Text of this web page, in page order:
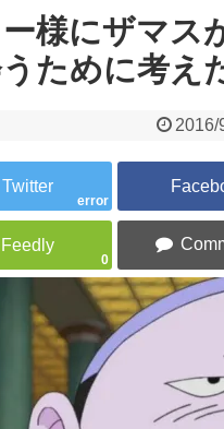
様にザマス
ために考え
2016/
error
0